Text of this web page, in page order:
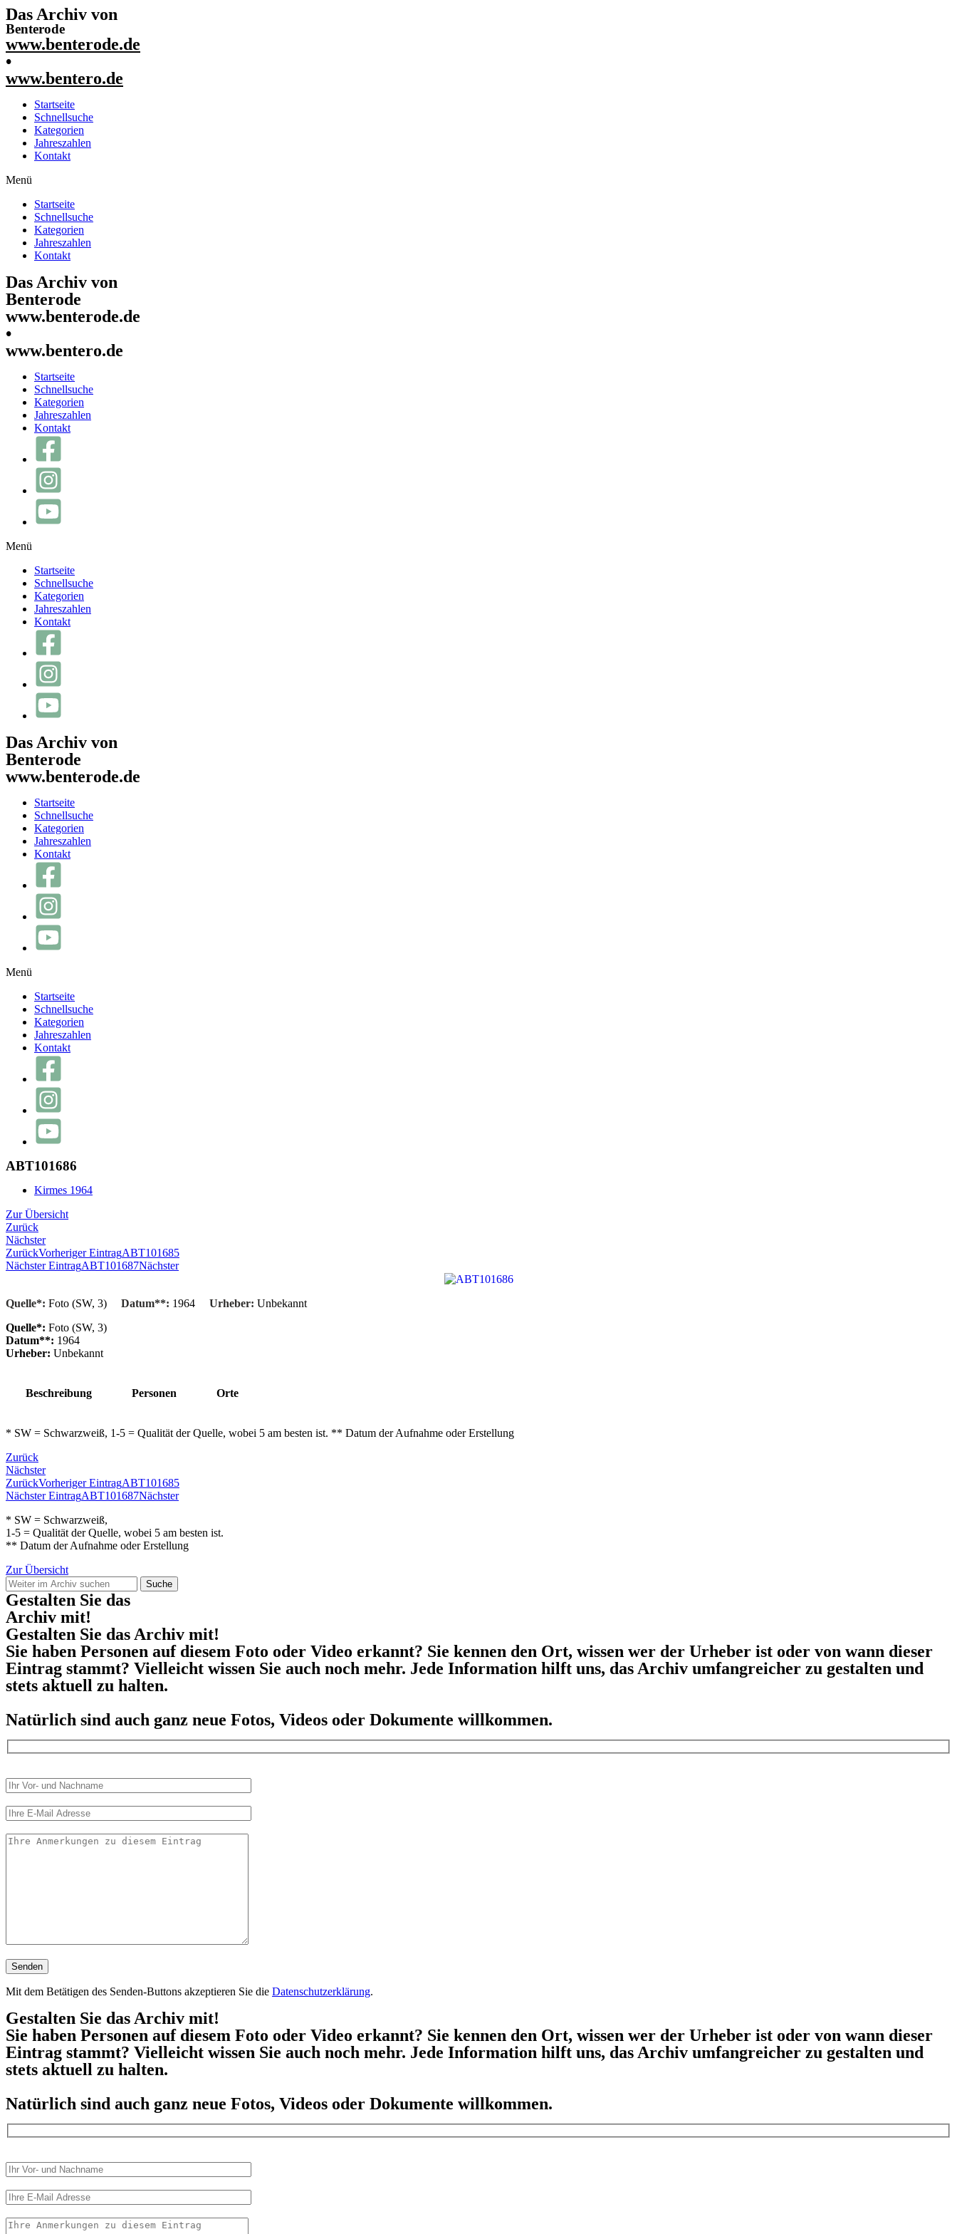
Das Archiv von
Benterode
www.benterode.de
•
www.bentero.de
Startseite
Schnellsuche
Kategorien
Jahreszahlen
Kontakt
Menü
Startseite
Schnellsuche
Kategorien
Jahreszahlen
Kontakt
Das Archiv von
Benterode
www.benterode.de
•
www.bentero.de
Startseite
Schnellsuche
Kategorien
Jahreszahlen
Kontakt
Menü
Startseite
Schnellsuche
Kategorien
Jahreszahlen
Kontakt
Das Archiv von
Benterode
www.benterode.de
Startseite
Schnellsuche
Kategorien
Jahreszahlen
Kontakt
Menü
Startseite
Schnellsuche
Kategorien
Jahreszahlen
Kontakt
ABT101686
Kirmes 1964
Zur Übersicht
Zurück
Nächster
ZurückVorheriger EintragABT101685
Nächster EintragABT101687Nächster
Quelle*: Foto (SW, 3) Datum**: 1964 Urheber: Unbekannt
Quelle*: Foto (SW, 3)
Datum**: 1964
Urheber: Unbekannt
Beschreibung Personen Orte
* SW = Schwarzweiß, 1-5 = Qualität der Quelle, wobei 5 am besten ist. ** Datum der Aufnahme oder Erstellung
Zurück
Nächster
ZurückVorheriger EintragABT101685
Nächster EintragABT101687Nächster
* SW = Schwarzweiß,
1-5 = Qualität der Quelle, wobei 5 am besten ist.
** Datum der Aufnahme oder Erstellung
Zur Übersicht
Suche
Gestalten Sie das
Archiv mit!
Gestalten Sie das Archiv mit!
Sie haben Personen auf diesem Foto oder Video erkannt? Sie kennen den Ort, wissen wer der Urheber ist oder von wann dieser
Eintrag stammt? Vielleicht wissen Sie auch noch mehr. Jede Information hilft uns, das Archiv umfangreicher zu gestalten und
stets aktuell zu halten.
Natürlich sind auch ganz neue Fotos, Videos oder Dokumente willkommen.
Mit dem Betätigen des Senden-Buttons akzeptieren Sie die Datenschutzerklärung.
Gestalten Sie das Archiv mit!
Sie haben Personen auf diesem Foto oder Video erkannt? Sie kennen den Ort, wissen wer der Urheber ist oder von wann dieser
Eintrag stammt? Vielleicht wissen Sie auch noch mehr. Jede Information hilft uns, das Archiv umfangreicher zu gestalten und
stets aktuell zu halten.
Natürlich sind auch ganz neue Fotos, Videos oder Dokumente willkommen.